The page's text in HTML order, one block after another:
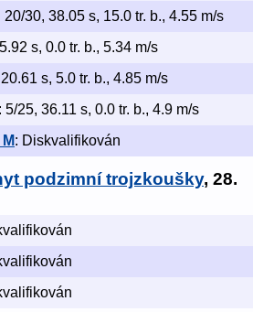
20/30, 38.05 s, 15.0 tr. b., 4.55 m/s
s, 0.0 tr. b., 5.34 m/s
s, 5.0 tr. b., 4.85 m/s
: 5/25, 36.11 s, 0.0 tr. b., 4.9 m/s
: Diskvalifikován
podzimní trojzkoušky, 28.